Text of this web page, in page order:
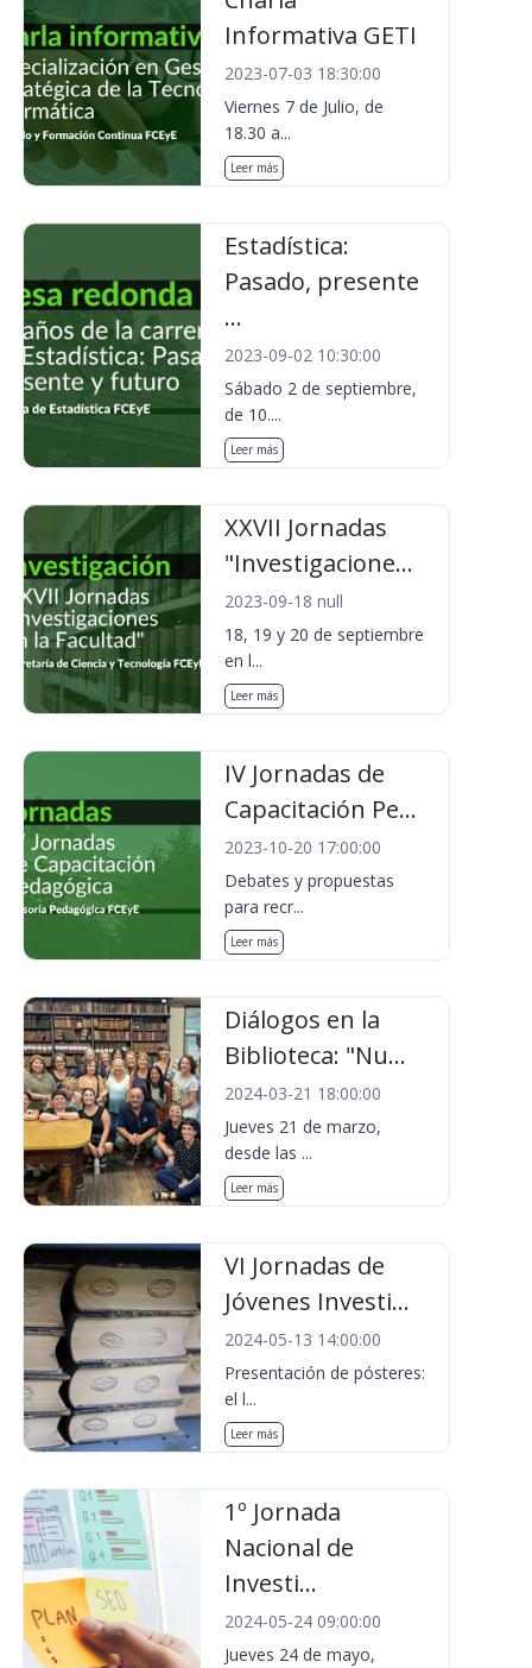
Informativa GETI
2023-07-03 18:30:00
Viernes 7 de Julio, de
18.30 a...
Leer más
Estadística:
Pasado, presente
...
2023-09-02 10:30:00
Sábado 2 de septiembre,
de 10....
Leer más
XXVII Jornadas
"Investigacione...
2023-09-18 null
18, 19 y 20 de septiembre
en l...
Leer más
IV Jornadas de
Capacitación Pe...
2023-10-20 17:00:00
Debates y propuestas
para recr...
Leer más
Diálogos en la
Biblioteca: "Nu...
2024-03-21 18:00:00
Jueves 21 de marzo,
desde las ...
Leer más
VI Jornadas de
Jóvenes Investi...
2024-05-13 14:00:00
Presentación de pósteres:
el l...
Leer más
1º Jornada
Nacional de
Investi...
2024-05-24 09:00:00
Jueves 24 de mayo,